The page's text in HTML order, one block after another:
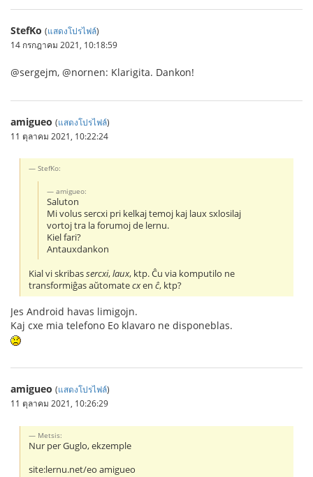
StefKo (แสดงโปรไฟล์)
14 กรกฎาคม 2021, 10:18:59
@sergejm, @nornen: Klarigita. Dankon!
amigueo (แสดงโปรไฟล์)
11 ตุลาคม 2021, 10:22:24
StefKo:
amigueo:
Saluton
Mi volus sercxi pri kelkaj temoj kaj laux sxlosilaj
vortoj tra la forumoj de lernu.
Kiel fari?
Antauxdankon
Kial vi skribassercxi,laux, ktp. Ĉu via komputilo ne
transformiĝas aŭtomatecxenĉ, ktp?
Jes Android havas limigojn.
Kaj cxe mia telefono Eo klavaro ne disponeblas.
amigueo (แสดงโปรไฟล์)
11 ตุลาคม 2021, 10:26:29
Metsis:
Nur per Guglo, ekzemple
site:lernu.net/eo amigueo